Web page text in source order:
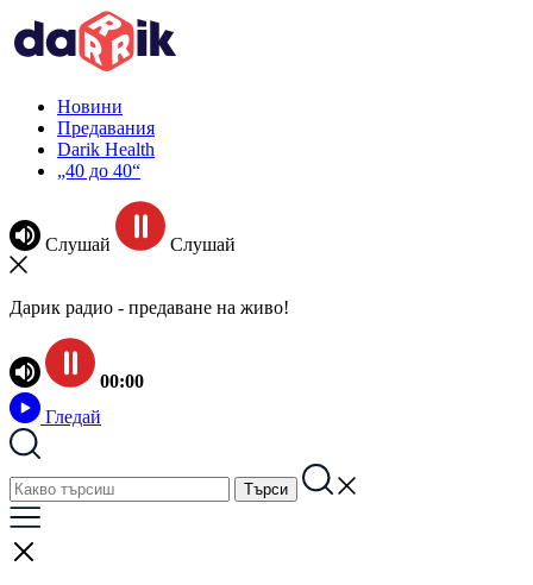
Новини
Предавания
Darik Health
„40 до 40“
Слушай Слушай
Дарик радио - предаване на живо!
00:00
Гледай